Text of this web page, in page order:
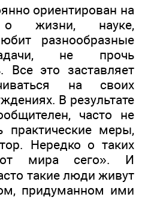
ориентирован на
о жизни, науке,
разнообразные
не прочь
Все это заставляет
на своих
В результате
часто не
практические меры,
Нередко о таких
мира сего». И
такие люди живут
придуманном ими